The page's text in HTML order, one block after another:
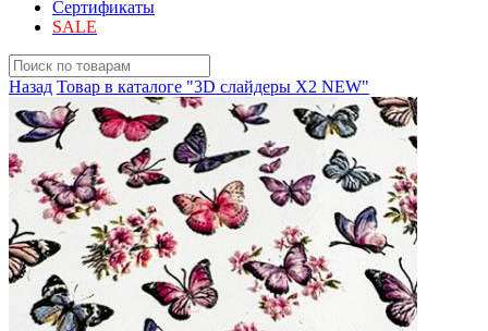
Сертификаты
SALE
Назад Товар в каталоге "3D слайдеры X2 NEW"